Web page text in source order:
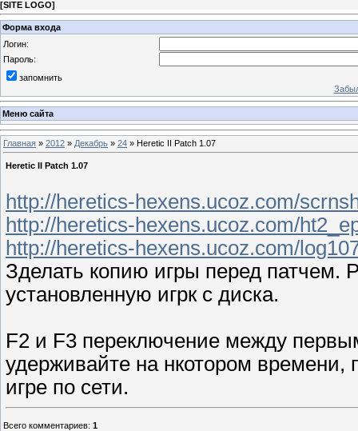
[SITE LOGO]
Форма входа
Логин:
Пароль:
запомнить
Меню сайта
Главная » 2012 » Декабрь » 24 » Heretic II Patch 1.07
Heretic II Patch 1.07
http://heretics-hexens.ucoz.com/
http://heretics-hexens.ucoz.com/
http://heretics-hexens.ucoz.com/
Зделать копию игры перед патчем.
установленную игрк с диска.
F2 и F3 переключение между
удерживайте на нкотором времени,
игре по сети.
Всего комментариев: 1